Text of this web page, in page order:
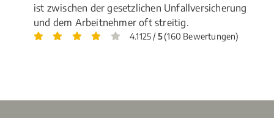
ist zwischen der gesetzlichen Unfallversicherung
und dem Arbeitnehmer oft streitig.
4.1125 / 5(160 Bewertungen)